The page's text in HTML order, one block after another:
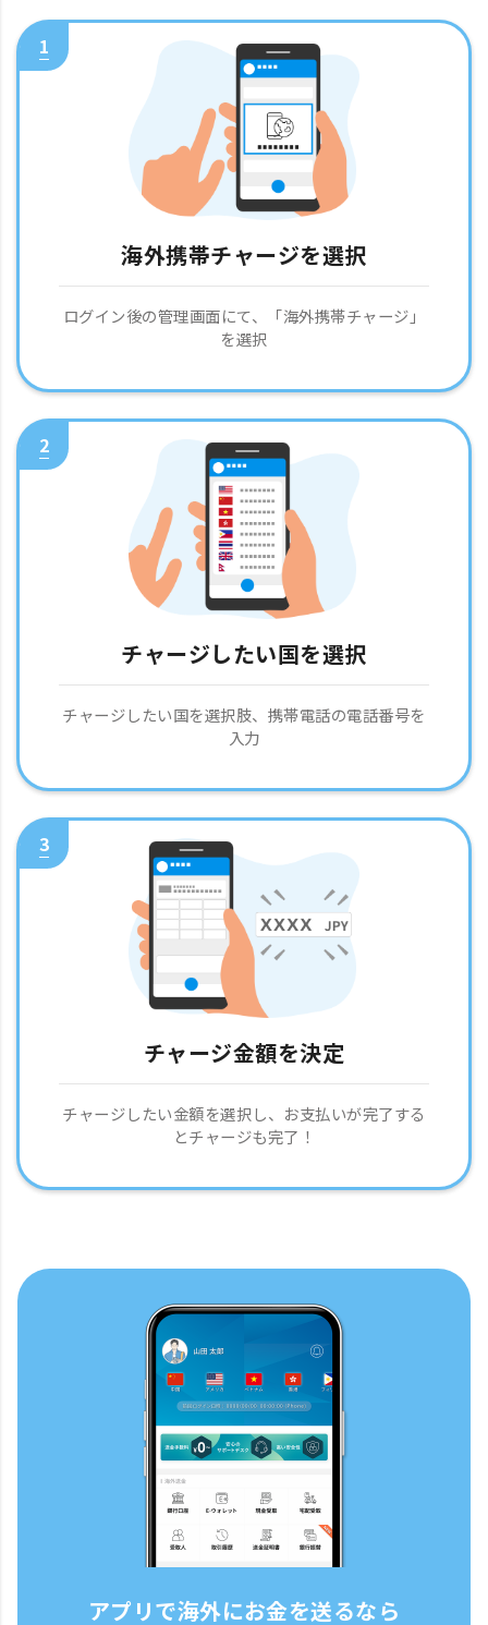
1
海外携帯チャージを選択
ログイン後の管理画面にて、「海外携帯チャージ」
を選択
2
チャージしたい国を選択
チャージしたい国を選択肢、携帯電話の電話番号を
入力
3
チャージ金額を決定
チャージしたい金額を選択し、お支払いが完了する
とチャージも完了！
アプリで海外にお金を送るなら